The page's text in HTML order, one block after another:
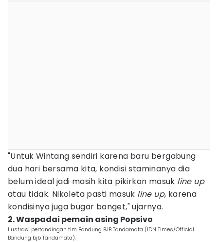
"Untuk Wintang sendiri karena baru bergabung
dua hari bersama kita, kondisi staminanya dia
belum ideal jadi masih kita pikirkan masuk line up
atau tidak. Nikoleta pasti masuk line up, karena
kondisinya juga bugar banget," ujarnya.
2. Waspadai pemain asing Popsivo
Ilustrasi pertandingan tim Bandung BJB Tandamata (IDN Times/Official
Bandung bjb Tandamata).